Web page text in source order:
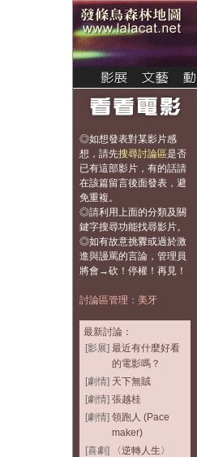
◎如想發表對某影片感
想， 請先搜尋討論區是否
已有這部影片，有的話請
在該篇留言後面發表，避
免重複。
◎請利用上面的分類及關
鍵字搜尋功能找尋影片。
◎如有故意挑釁或過於激
進與謾罵的言論，管理員
將會→砍！停權！再見！
討論區管理：美牙
最新討論：
[影展] 最近有什麼好看
的電影嗎？
[劇情] 天下無賊
[劇情] 張越桂
[劇情] 領跑人 (Pace
maker)
[喜劇]
〈逆轉人生〉